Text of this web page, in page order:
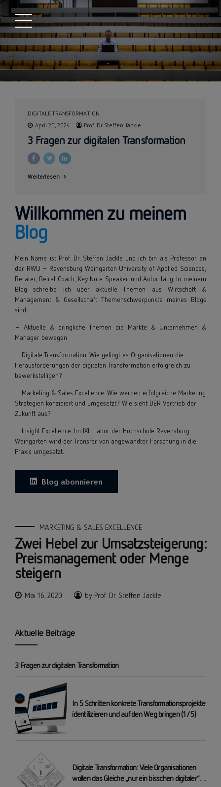
DIGITALE TRANSFORMATION
April 20, 2024
Prof. Dr. Steffen Jäckle
3 Fragen zur digitalen Transformation
Weiterlesen
Willkommen zu meinem
Blog
Mein Name ist Prof. Dr. Steffen Jäckle und ich bin als Professor an
der RWU – Ravensburg Weingarten University of Applied Sciences,
Berater, Beirat Coach, Key Note Speaker undAutor tätig. In meinem
Blog schreibe ich über aktuelle Themen aus Wirtschaft &
Management & Gesellschaft. Themenschwerpunkte meines Blogs
sind:
– Aktuelle & dringliche Themen die Märkte & Unternehmen &
Manager bewegen
– Digitale Transformation: Wie gelingt es Organisationen die
Herausforderungen der digitalen Transformation erfolgreich zu
bewerkstelligen?
– Marketing & Sales Excellence: Wie werden erfolgreiche Marketing
Strategien konzipiert und umgesetzt? Wie sieht DER Vertrieb der
Zukunft aus?
– Insight Excellence: Im IXL Labor der Hochschule Ravensburg –
Weingarten wird der Transfer von angewandter Forschung in die
Praxis umgesetzt.
Blog abonnieren
MARKETING & SALES EXCELLENCE
Zwei Hebel zur Umsatzsteigerung:
Preismanagement oder Menge
steigern
Mai 16, 2020 by Prof. Dr. Steffen Jäckle
Aktuelle Beiträge
3 Fragen zur digitalen Transformation
In 5 Schritten konkrete Transformationsprojekte
identifizieren und auf den Weg bringen (1/5)
Digitale Transformation: Viele Organisationen
wollen das Gleiche „nur ein bisschen digitaler“